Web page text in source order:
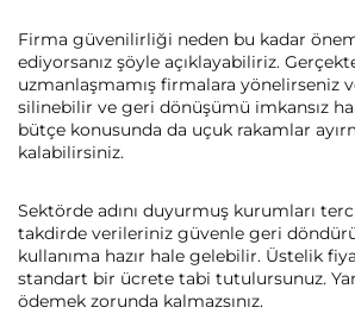
Firma güvenilirliği neden bu kadar
ediyorsanız şöyle açıklayabiliriz.
uzmanlaşmamış firmalara yönelirseniz
silinebilir ve geri dönüşümü imkansız
bütçe konusunda da uçuk rakamlar
kalabilirsiniz.
Sektörde adını duyurmuş kurumları
takdirde verileriniz güvenle geri
kullanıma hazır hale gelebilir. Üstelik
standart bir ücrete tabi tutulursunuz.
ödemek zorunda kalmazsınız.